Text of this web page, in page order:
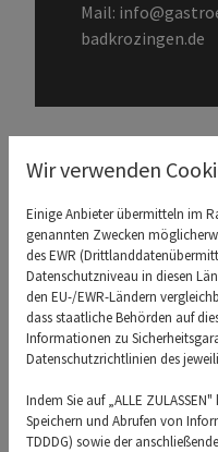
Mail:
badkrozingen.de
Gerne beantworten wir
Wir verwenden
Einige Anbieter übermitteln im
genannten Zwecken
des EWR
Datenschutzniveau in diesen
den EU-/EWR-Ländern
dass staatliche Behörden auf
Informationen zu
Datenschutzrichtlinien des
Indem Sie auf „ALLE
Speichern und Abrufen von
TDDDG) sowie der